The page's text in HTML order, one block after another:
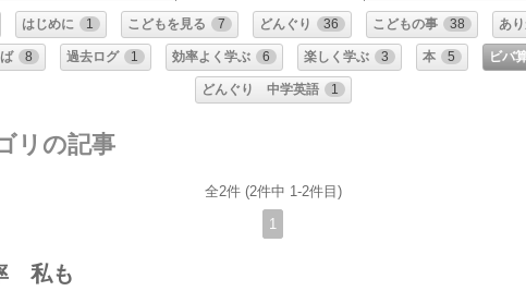
はじめに 1 こどもを見る 7 どんぐり 36 こどもの事 38 あ
8 過去ログ 1 効率よく学ぶ 6 楽しく学ぶ 3 本 5 ビバ
どんぐり 中学英語 1
リの記事
全2件 (2件中 1-2件目)
1
私も